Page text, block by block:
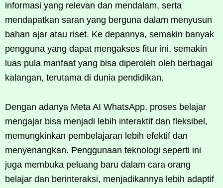
informasi yang relevan dan mendalam, serta
mendapatkan saran yang berguna dalam menyusun
bahan ajar atau riset. Ke depannya, semakin banyak
pengguna yang dapat mengakses fitur ini, semakin
luas pula manfaat yang bisa diperoleh oleh berbagai
kalangan, terutama di dunia pendidikan.
Dengan adanya Meta AI WhatsApp, proses belajar
mengajar bisa menjadi lebih interaktif dan fleksibel,
memungkinkan pembelajaran lebih efektif dan
menyenangkan. Penggunaan teknologi seperti ini
juga membuka peluang baru dalam cara orang
belajar dan berinteraksi, menjadikannya lebih adaptif